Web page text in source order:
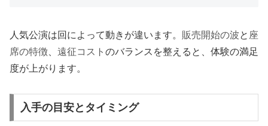
人気公演は回によって動きが違います。 販売開始の波と 座
席の特徴
遠征コスト のバランスを整えると、体験の満足
度が上がります。
入手の目安とタイミング